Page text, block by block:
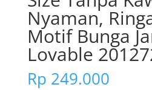
Nyaman,
Motif Bunga
Lovable
Rp 249.000